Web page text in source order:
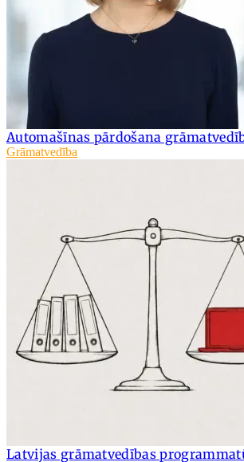
Automašīnas pārdošana
Grāmatvedība
Latvijas grāmatvedības